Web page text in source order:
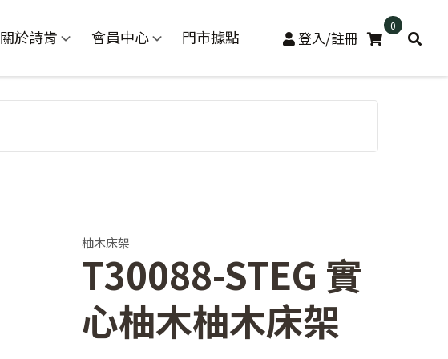
關於詩肯 會員中心 門市據點 登入/註冊
0
柚木床架
T30088-STEG 實
心柚木柚木床架